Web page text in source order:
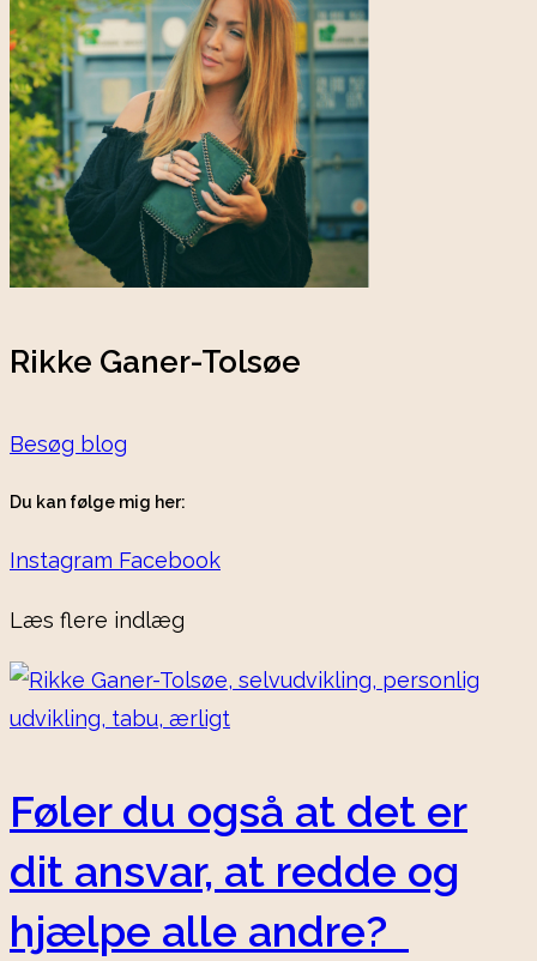
Rikke Ganer-Tolsøe
Besøg blog
Du kan følge mig her:
Instagram Facebook
Læs flere indlæg
Føler du også at det er
dit ansvar, at redde og
hjælpe alle andre?